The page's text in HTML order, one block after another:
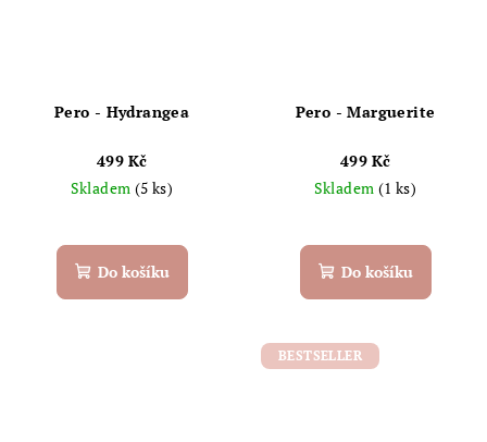
Pero - Hydrangea
499 Kč
Skladem (5 ks)
Do košíku
Pero - Marguerite
499 Kč
Skladem (1 ks)
Do košíku
BESTSELLER